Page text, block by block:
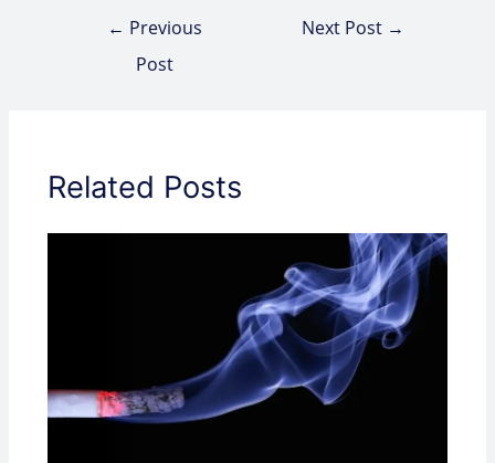
← Previous
Post
Next Post →
Related Posts